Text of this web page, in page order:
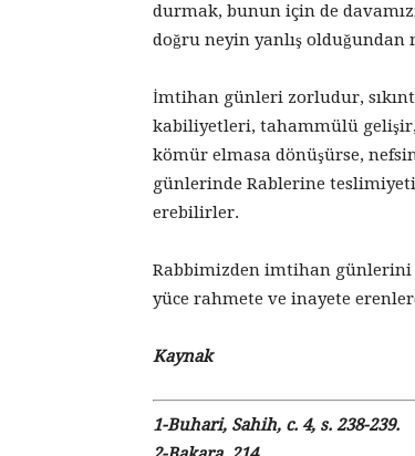
durmak, bunun için de
doğru neyin yanlış
İmtihan günleri zorludur,
kabiliyetleri, tahammülü gelişir,
kömür elmasa dönüşürse,
günlerinde Rablerine
erebilirler.
Rabbimizden imtihan günlerini
yüce rahmete ve inayete
Kaynak
1-Buhari, Sahih, c. 4, s. 238-239.